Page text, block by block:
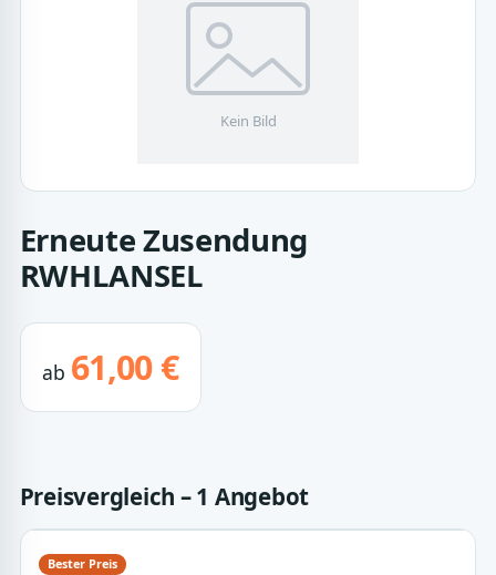
Erneute Zusendung
RWHLANSEL
ab 61,00 €
Preisvergleich – 1 Angebot